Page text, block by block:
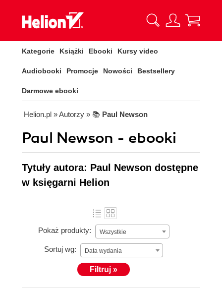
Kategorie Książki Ebooki Kursy video
Audiobooki Promocje Nowości Bestsellery
Darmowe ebooki
Helion.pl » Autorzy » 📚 Paul Newson
Paul Newson - ebooki
Tytuły autora: Paul Newson dostępne
w księgarni Helion
Pokaż produkty: Wszystkie
Sortuj wg: Data wydania
Filtruj »